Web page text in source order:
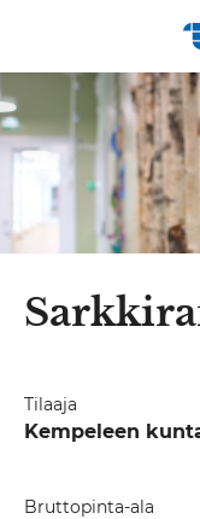
Tilaaja
Kempeleen
Bruttopinta-ala